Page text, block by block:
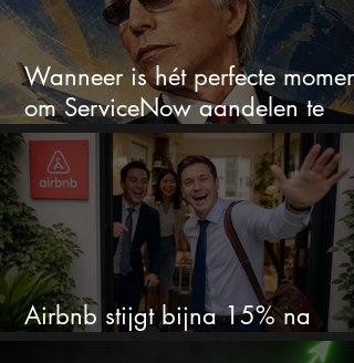
Wanneer is hét perfecte moment
om ServiceNow aandelen te
kopen?
Airbnb stijgt bijna 15% na
cijfers: vooral dit AI-cijfer valt op